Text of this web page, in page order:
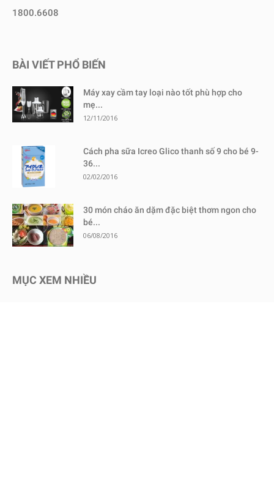
1800.6608
BÀI VIẾT PHỔ BIẾN
Máy xay cầm tay loại nào tốt phù hợp cho
mẹ...
12/11/2016
Cách pha sữa Icreo Glico thanh số 9 cho bé 9-
36...
02/02/2016
30 món cháo ăn dặm đặc biệt thơm ngon cho
bé...
06/08/2016
MỤC XEM NHIỀU